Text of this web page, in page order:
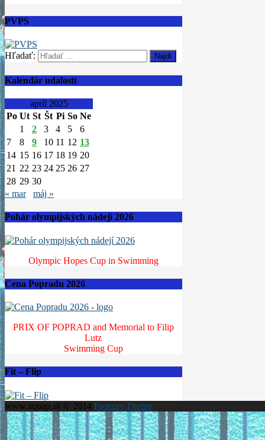
PVPS
Hľadať:
Kalendár udalostí
apríl 2025
Po Ut St Št Pi So Ne
1
2 3 4 5
6
7
8 9 10 11 12 13
14 15 16 17 18 19 20
21 22 23 24 25 26 27
28 29 30
« mar
máj »
Pohár olympijských nádejí 2026
Olympic Hopes Cup in Swimming
Cena Popradu 2026
PRIX OF POPRAD and Memorial to Filip
Lutz
Swimming Cup
Fit – Flip
www.aquap.sk © 2014 Frontier Theme